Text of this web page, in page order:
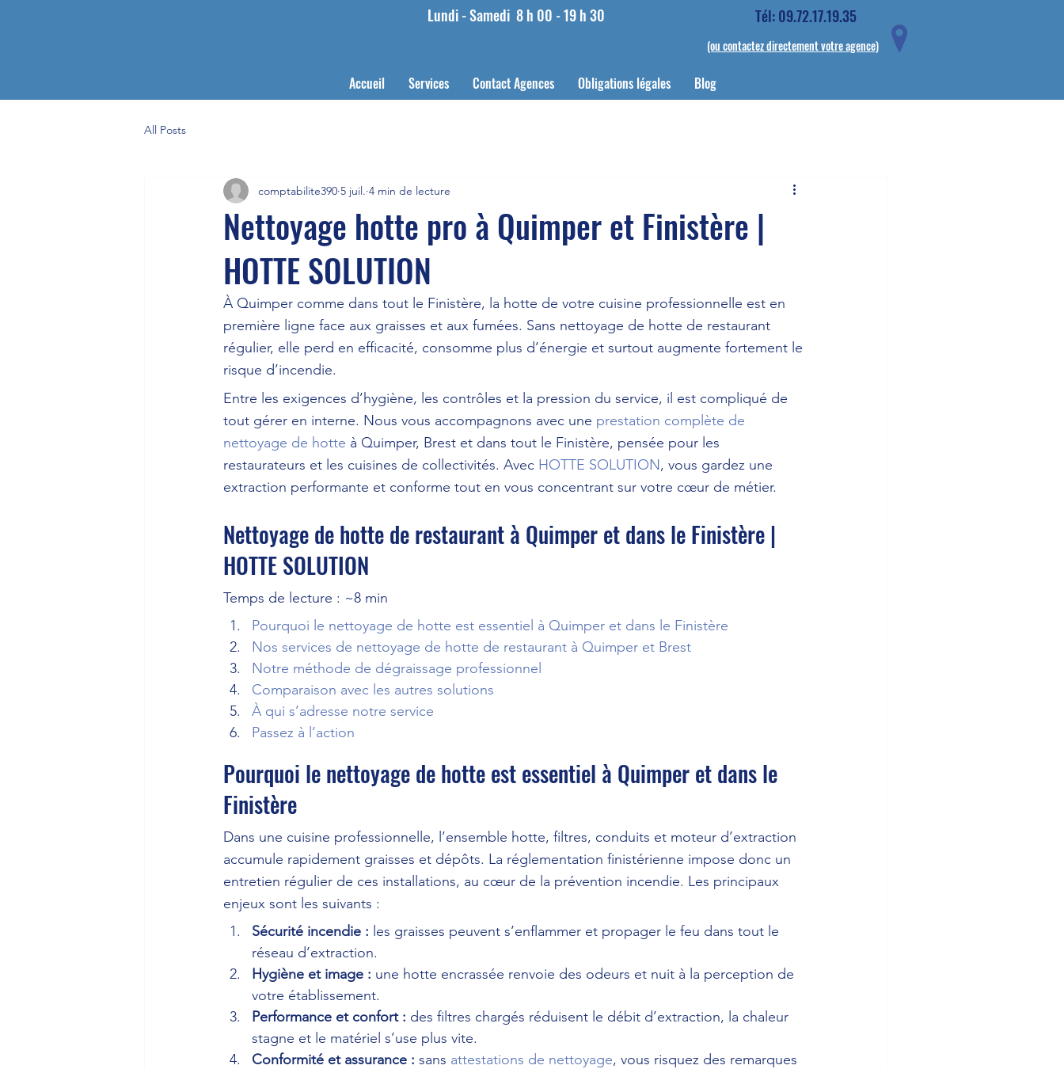
Lundi - Samedi 8 h 00 - 19 h 30 Tél: 09.72.17.19.35
(ou contactez directement votre agence)
Accueil Services Contact Agences Obligations légales Blog
All Posts
Nettoyage hotte pro à Quimper et Finistère |
HOTTE SOLUTION
comptabilite390 5 juil. 4 min de lecture
À Quimper comme dans tout le Finistère, la hotte de votre cuisine professionnelle est en
première ligne face aux graisses et aux fumées. Sans nettoyage de hotte de restaurant
régulier, elle perd en efficacité, consomme plus d’énergie et surtout augmente fortement le
risque d’incendie.
Entre les exigences d’hygiène, les contrôles et la pression du service, il est compliqué de
tout gérer en interne. Nous vous accompagnons avec une prestation complète de
nettoyage de hotte à Quimper, Brest et dans tout le Finistère, pensée pour les
restaurateurs et les cuisines de collectivités. Avec HOTTE SOLUTION, vous gardez une
extraction performante et conforme tout en vous concentrant sur votre cœur de métier.
Nettoyage de hotte de restaurant à Quimper et dans le Finistère |
HOTTE SOLUTION
Temps de lecture : ~8 min
Pourquoi le nettoyage de hotte est essentiel à Quimper et dans le Finistère
Nos services de nettoyage de hotte de restaurant à Quimper et Brest
Notre méthode de dégraissage professionnel
Comparaison avec les autres solutions
À qui s’adresse notre service
Passez à l’action
Pourquoi le nettoyage de hotte est essentiel à Quimper et dans le
Finistère
Dans une cuisine professionnelle, l’ensemble hotte, filtres, conduits et moteur d’extraction
accumule rapidement graisses et dépôts. La réglementation finistérienne impose donc un
entretien régulier de ces installations, au cœur de la prévention incendie. Les principaux
enjeux sont les suivants :
Sécurité incendie : les graisses peuvent s’enflammer et propager le feu dans tout le
réseau d’extraction.
Hygiène et image : une hotte encrassée renvoie des odeurs et nuit à la perception de
votre établissement.
Performance et confort : des filtres chargés réduisent le débit d’extraction, la chaleur
stagne et le matériel s’use plus vite.
Conformité et assurance : sans attestations de nettoyage, vous risquez des remarques